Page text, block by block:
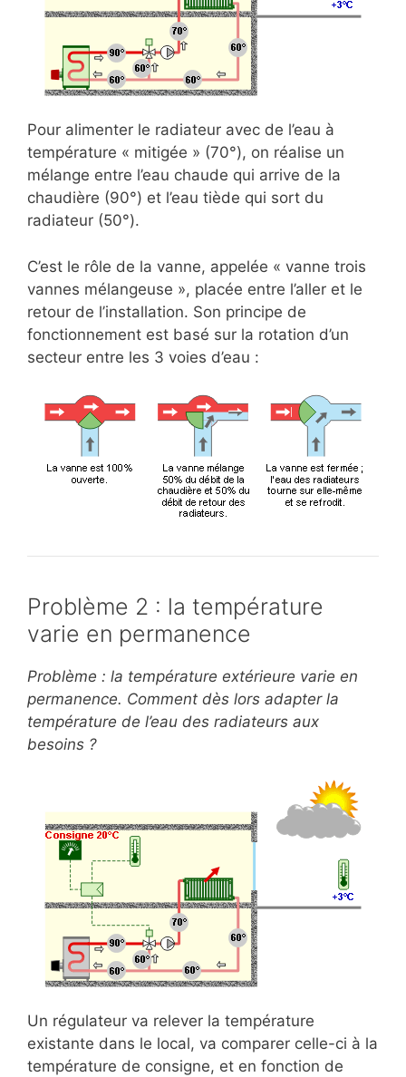
Pour alimenter le radiateur avec de l’eau à
température « mitigée » (70°), on réalise un
mélange entre l’eau chaude qui arrive de la
chaudière (90°) et l’eau tiède qui sort du
radiateur (50°).
C’est le rôle de la vanne, appelée « vanne trois
vannes mélangeuse », placée entre l’aller et le
retour de l’installation. Son principe de
fonctionnement est basé sur la rotation d’un
secteur entre les 3 voies d’eau :
Problème 2 : la température
varie en permanence
Problème : la température extérieure varie en
permanence. Comment dès lors adapter la
température de l’eau des radiateurs aux
besoins ?
Un régulateur va relever la température
existante dans le local, va comparer celle-ci à la
température de consigne, et en fonction de